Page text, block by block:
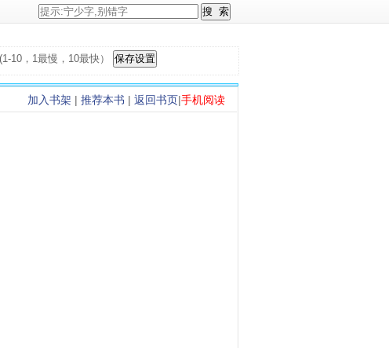
(1-10，1最慢，10最快）
加入书架 | 推荐本书 | 返回书页|手机阅读